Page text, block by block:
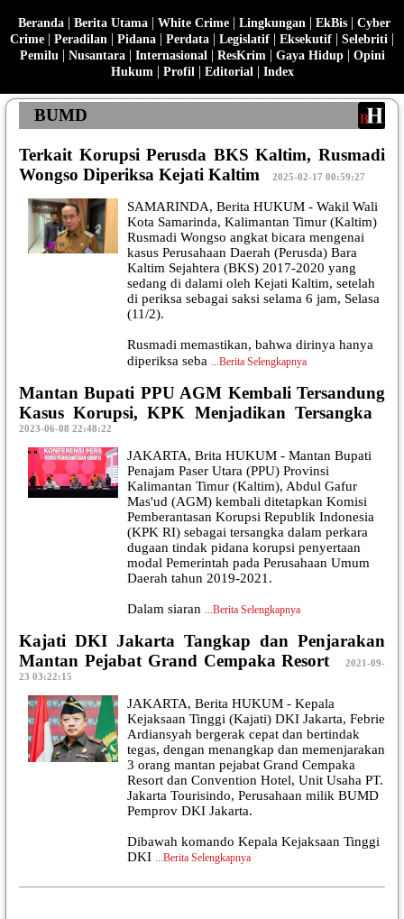
Beranda| Berita Utama| White Crime| Lingkungan | EkBis| Cyber
Crime | Peradilan | Pidana | Perdata | Legislatif | Eksekutif | Selebriti |
Pemilu | Nusantara| Internasional | ResKrim | Gaya Hidup| Opini
Hukum | Profil | Editorial | Index
BUMD
Terkait Korupsi Perusda BKS Kaltim, Rusmadi
Wongso Diperiksa Kejati Kaltim
2025-02-17 00:59:27
SAMARINDA, Berita HUKUM - Wakil Wali
Kota Samarinda, Kalimantan Timur (Kaltim)
Rusmadi Wongso angkat bicara mengenai
kasus Perusahaan Daerah (Perusda) Bara
Kaltim Sejahtera (BKS) 2017-2020 yang
sedang di dalami oleh Kejati Kaltim, setelah
di periksa sebagai saksi selama 6 jam, Selasa
(11/2).
Rusmadi memastikan, bahwa dirinya hanya
diperiksa seba ...Berita Selengkapnya
Mantan Bupati PPU AGM Kembali Tersandung
Kasus Korupsi, KPK Menjadikan Tersangka
2023-06-08 22:48:22
JAKARTA, Brita HUKUM - Mantan Bupati
Penajam Paser Utara (PPU) Provinsi
Kalimantan Timur (Kaltim), Abdul Gafur
Mas'ud (AGM) kembali ditetapkan Komisi
Pemberantasan Korupsi Republik Indonesia
(KPK RI) sebagai tersangka dalam perkara
dugaan tindak pidana korupsi penyertaan
modal Pemerintah pada Perusahaan Umum
Daerah tahun 2019-2021.
Dalam siaran ...Berita Selengkapnya
Kajati DKI Jakarta Tangkap dan Penjarakan
Mantan Pejabat Grand Cempaka Resort
|2021-09-
23 03:22:15
JAKARTA, Berita HUKUM - Kepala
Kejaksaan Tinggi (Kajati) DKI Jakarta, Febrie
Ardiansyah bergerak cepat dan bertindak
tegas, dengan menangkap dan memenjarakan
3 orang mantan pejabat Grand Cempaka
Resort dan Convention Hotel, Unit Usaha PT.
Jakarta Tourisindo, Perusahaan milik BUMD
Pemprov DKI Jakarta.
Dibawah komando Kepala Kejaksaan Tinggi
DKI ...Berita Selengkapnya